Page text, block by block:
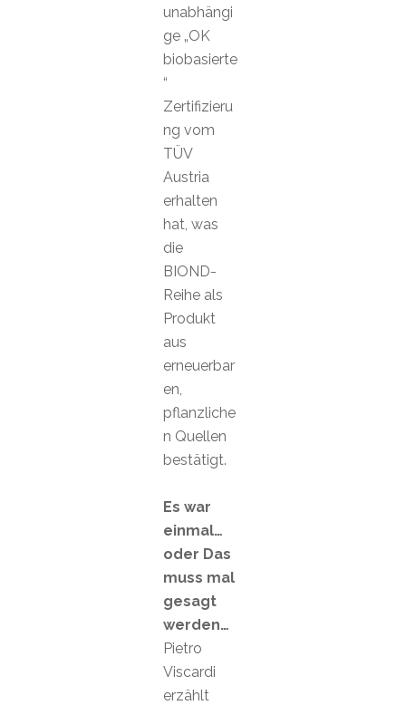
unabhängi
ge „OK
biobasierte
“
Zertifizieru
ng vom
TÜV
Austria
erhalten
hat, was
die
BIOND-
Reihe als
Produkt
aus
erneuerbar
en,
pflanzliche
n Quellen
bestätigt.
Es war
einmal…
oder Das
muss mal
gesagt
werden…
Pietro
Viscardi
erzählt